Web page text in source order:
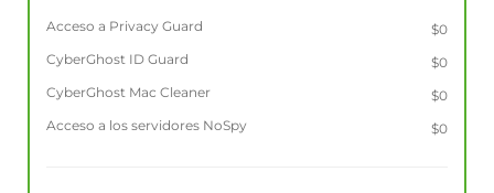
Acceso a Privacy Guard
$0
CyberGhost ID Guard
$0
CyberGhost Mac Cleaner
$0
Acceso a los servidores NoSpy
$0